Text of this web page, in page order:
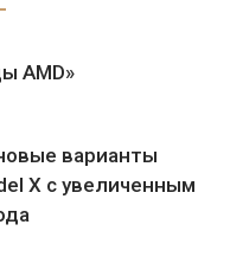
AMD»
варианты
X с увеличенным